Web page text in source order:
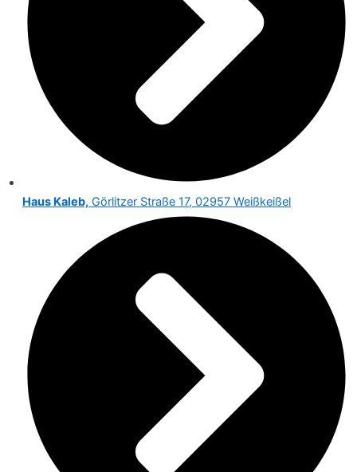
Haus Kaleb, Görlitzer Straße 17, 02957 Weißkeißel